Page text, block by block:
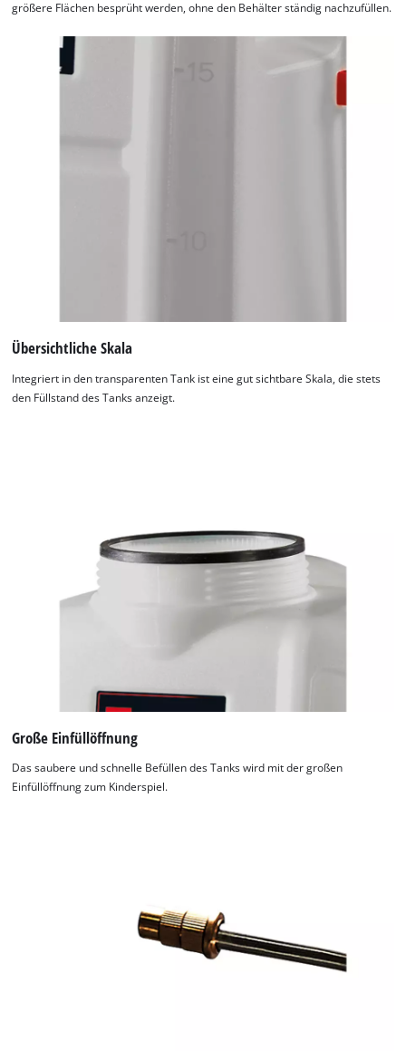
größere Flächen besprüht werden, ohne den Behälter ständig nachzufüllen.
Übersichtliche Skala
Integriert in den transparenten Tank ist eine gut sichtbare Skala, die stets
den Füllstand des Tanks anzeigt.
Große Einfüllöffnung
Das saubere und schnelle Befüllen des Tanks wird mit der großen
Einfüllöffnung zum Kinderspiel.